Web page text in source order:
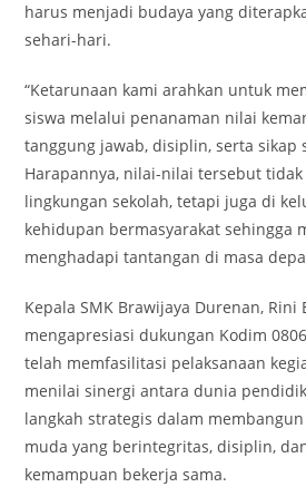
harus menjadi budaya yang
sehari-hari.
“Ketarunaan kami arahkan untuk
siswa melalui penanaman nilai
tanggung jawab, disiplin, serta sikap
Harapannya, nilai-nilai tersebut
lingkungan sekolah, tetapi juga di
kehidupan bermasyarakat sehingga
menghadapi tantangan di masa
Kepala SMK Brawijaya Durenan, Rini
mengapresiasi dukungan Kodim
telah memfasilitasi pelaksanaan
menilai sinergi antara dunia
langkah strategis dalam
muda yang berintegritas, disiplin,
kemampuan bekerja sama.